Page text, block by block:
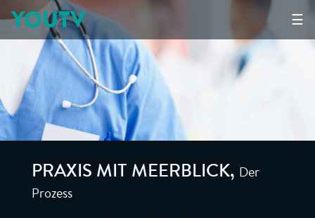
☰
YOUTV
PRAXIS MIT MEERBLICK, Der
Prozess